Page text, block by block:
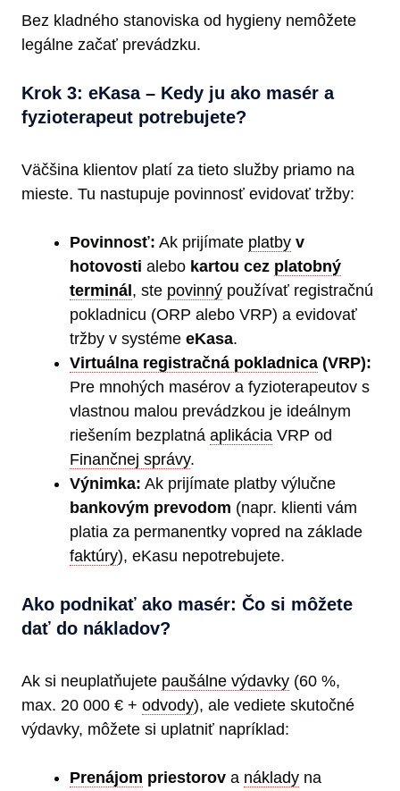
Bez kladného stanoviska od hygieny nemôžete
legálne začať prevádzku.
Krok 3: eKasa – Kedy ju ako masér a
fyzioterapeut potrebujete?
Väčšina klientov platí za tieto služby priamo na
mieste. Tu nastupuje povinnosť evidovať tržby:
Povinnosť: Ak prijímate platby v
hotovosti alebo kartou cez platobný
terminál, ste povinný používať registračnú
pokladnicu (ORP alebo VRP) a evidovať
tržby v systéme eKasa.
Virtuálna registračná pokladnica (VRP):
Pre mnohých masérov a fyzioterapeutov s
vlastnou malou prevádzkou je ideálnym
riešením bezplatná aplikácia VRP od
Finančnej správy.
Výnimka: Ak prijímate platby výlučne
bankovým prevodom (napr. klienti vám
platia za permanentky vopred na základe
faktúry), eKasu nepotrebujete.
Ako podnikať ako masér: Čo si môžete
dať do nákladov?
Ak si neuplatňujete paušálne výdavky (60 %,
max. 20 000 € + odvody), ale vediete skutočné
výdavky, môžete si uplatniť napríklad:
Prenájom priestorov a náklady na